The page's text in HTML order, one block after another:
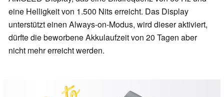
eine Helligkeit von 1.500 Nits erreicht. Das Display
unterstützt einen Always-on-Modus, wird dieser aktiviert,
dürfte die beworbene Akkulaufzeit von 20 Tagen aber
nicht mehr erreicht werden.